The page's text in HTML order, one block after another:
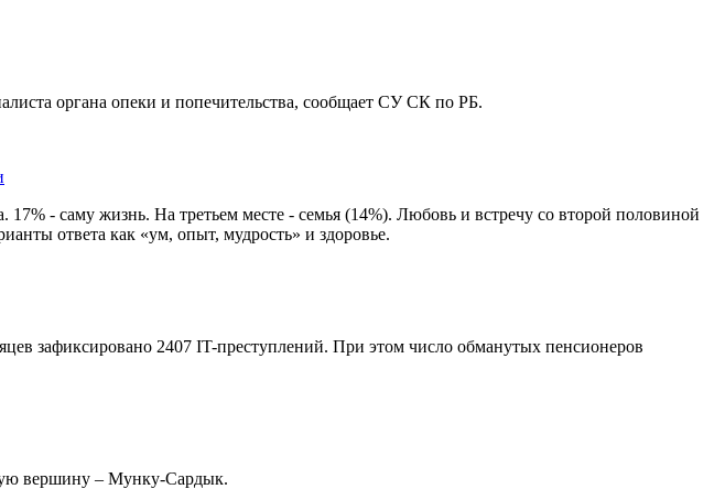
органа опеки и попечительства, сообщает СУ СК по РБ.
- саму жизнь. На третьем месте - семья (14%). Любовь и встречу со второй половиной
ответа как «ум, опыт, мудрость» и здоровье.
зафиксировано 2407 IT-преступлений. При этом число обманутых пенсионеров
вершину – Мунку-Сардык.